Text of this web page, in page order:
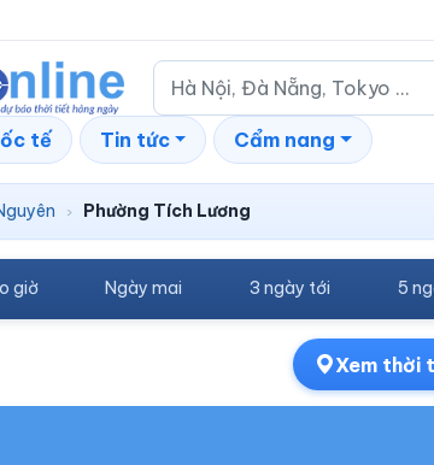
tế Tin tức Cẩm nang
› Phường Tích Lương
giờ Ngày mai 3 ngày tới 5
Xem thời